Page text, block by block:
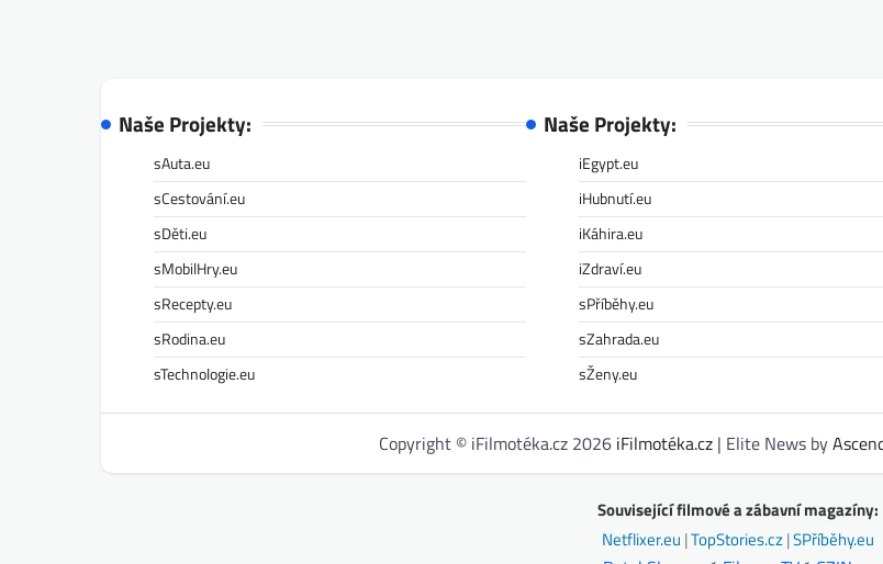
Naše Projekty:
sAuta.eu
sCestování.eu
sDěti.eu
sMobilHry.eu
sRecepty.eu
sRodina.eu
sTechnologie.eu
Naše Projekty:
iEgypt.eu
iHubnutí.eu
iKáhira.eu
iZdraví.eu
sPříběhy.eu
sZahrada.eu
sŽeny.eu
Copyright © iFilmotéka.cz 2026 iFilmotéka.cz| Elite News by
Související filmové a zábavní magazíny:
Netflixer.eu |TopStories.cz|SPříběhy.eu